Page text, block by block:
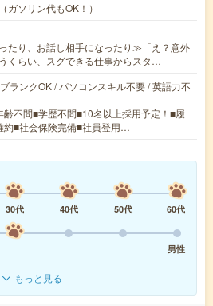
ガソリン代もOK！）
たり、お話し相手になったり≫「え？意外
くらい、スグできる仕事からスタ…
ランクOK / パソコンスキル不要 / 英語力不
齢不問■学歴不問■10名以上採用予定！■履
約■社会保険完備■社員登用…
30代 40代 50代
60代
男性
もっと見る